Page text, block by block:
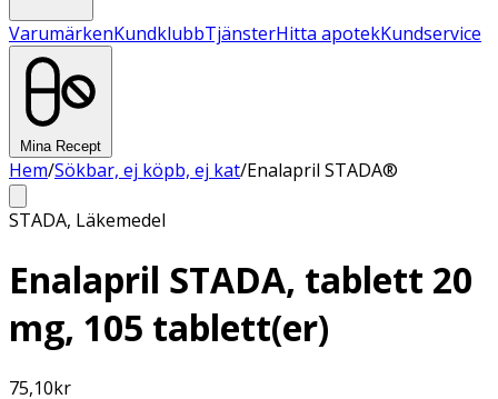
VarumärkenKundklubbTjänsterHitta apotekKundservice
Mina Recept
Hem/Sökbar, ej köpb, ej kat/Enalapril STADA®
STADA, Läkemedel
Enalapril STADA, tablett 20
mg, 105 tablett(er)
75,10kr